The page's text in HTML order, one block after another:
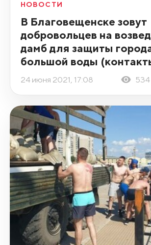
НОВОСТИ
В Благовещенске зовут
добровольцев на
дамб для защиты
большой воды
24 июня 2021, 17:08 534